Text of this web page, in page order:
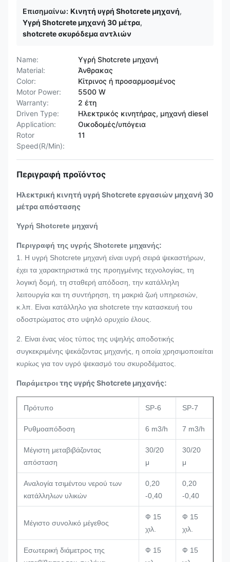
Επισημαίνω: Κινητή υγρή Shotcrete μηχανή,
Υγρή Shotcrete μηχανή 30 μέτρα,
shotcrete σκυρόδεμα αντλιών
Name:
Υγρή Shotcrete μηχανή
Material:
Άνθρακας
Color:
Κίτρινος ή προσαρμοσμένος
Motor Power:
5500 W
Warranty:
2 έτη
Driven Type:
Ηλεκτρικός κινητήρας, μηχανή diesel
Application:
Οικοδομές/υπόγεια
Rotor
Speed(R/Min):
11
Περιγραφή προϊόντος
Ηλεκτρική κινητή υγρή Shotcrete εργασιών μηχανή 30
μέτρα απόστασης
Υγρή Shotcrete μηχανή
Περιγραφή της υγρής Shotcrete μηχανής:
1. Η υγρή Shotcrete μηχανή είναι υγρή σειρά ψεκαστήρων,
έχει τα χαρακτηριστικά της προηγμένης τεχνολογίας, τη
λογική δομή, τη σταθερή απόδοση, την κατάλληλη
λειτουργία και τη συντήρηση, τη μακριά ζωή υπηρεσιών,
κ.λπ. Είναι κατάλληλο για shotcrete την κατασκευή του
οδοστρώματος στο υψηλό ορυχείο έλους.
2. Είναι ένας νέος τύπος της υψηλής αποδοτικής
συγκεκριμένης ψεκάζοντας μηχανής, η οποία χρησιμοποιείται
κυρίως για τον υγρό ψεκασμό του σκυροδέματος.
Παράμετροι της υγρής Shotcrete μηχανής:
Πρότυπο SP-6 SP-7
Ρυθμοαπόδοση 6 m3/h 7 m3/h
Μέγιστη μεταβιβάζοντας
απόσταση
30/20
μ
30/20
μ
Αναλογία τσιμέντου νερού των
κατάλληλων υλικών
0,20
-0,40
0,20
-0,40
Μέγιστο συνολικό μέγεθος
Ф 15
χιλ.
Ф 15
χιλ.
Εσωτερική διάμετρος της
Ф 15
Ф 15